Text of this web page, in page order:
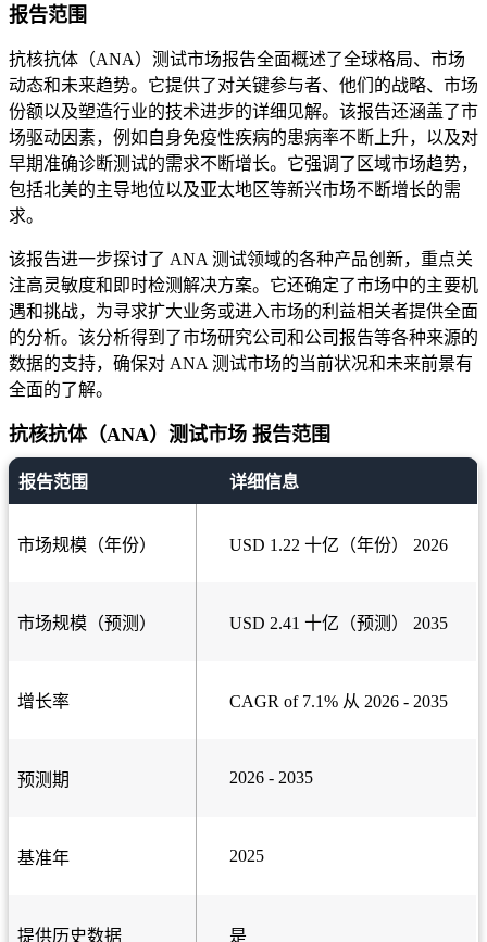
报告范围
抗核抗体（ANA）测试市场报告全面概述了全球格局、市场
动态和未来趋势。它提供了对关键参与者、他们的战略、市场
份额以及塑造行业的技术进步的详细见解。该报告还涵盖了市
场驱动因素，例如自身免疫性疾病的患病率不断上升，以及对
早期准确诊断测试的需求不断增长。它强调了区域市场趋势，
包括北美的主导地位以及亚太地区等新兴市场不断增长的需
求。
该报告进一步探讨了 ANA 测试领域的各种产品创新，重点关
注高灵敏度和即时检测解决方案。它还确定了市场中的主要机
遇和挑战，为寻求扩大业务或进入市场的利益相关者提供全面
的分析。该分析得到了市场研究公司和公司报告等各种来源的
数据的支持，确保对 ANA 测试市场的当前状况和未来前景有
全面的了解。
抗核抗体（ANA）测试市场 报告范围
报告范围 详细信息
市场规模（年份） USD 1.22 十亿（年份） 2026
市场规模（预测） USD 2.41 十亿（预测） 2035
增长率 CAGR of 7.1% 从 2026 - 2035
预测期 2026 - 2035
基准年 2025
提供历史数据 是